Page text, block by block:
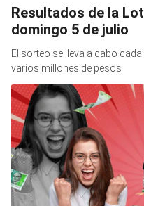
Resultados de la
domingo 5 de julio
El sorteo se lleva a cabo
varios millones de pesos